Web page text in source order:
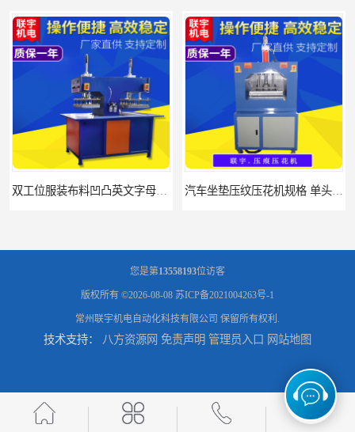
浙江布料凹凸4d压纹机生产厂家 服装凹凸4d压纹植胶机 经济实惠 面料凹凸压纹机厂家 毛巾干发巾压标压logo设备 性能稳定
您是第13558193位访客
版权所有 ©2026-08-08 苏ICP备2021004263号-1
常州联宇机电自动化科技有限公司 保留所有权利.
技术支持： 八方资源网 免责声明 管理员入口 网站地图